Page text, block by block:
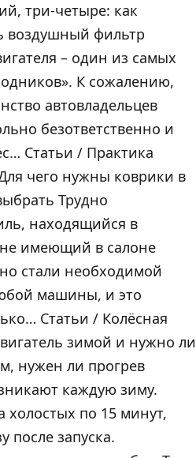
три-четыре: как
воздушный фильтр
– один из самых
К сожалению,
автовладельцев
безответственно и
Статьи / Практика
чего нужны коврики в
Трудно
находящийся в
имеющий в салоне
стали необходимой
машины, и это
Статьи / Колёсная
зимой и нужно ли
нужен ли прогрев
каждую зиму.
по 15 минут,
после запуска.